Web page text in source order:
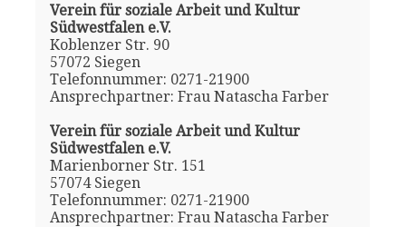
Verein für soziale Arbeit und Kultur
Südwestfalen e.V.
Koblenzer Str. 90
57072 Siegen
Telefonnummer: 0271-21900
Ansprechpartner: Frau Natascha Farber
Verein für soziale Arbeit und Kultur
Südwestfalen e.V.
Marienborner Str. 151
57074 Siegen
Telefonnummer: 0271-21900
Ansprechpartner: Frau Natascha Farber